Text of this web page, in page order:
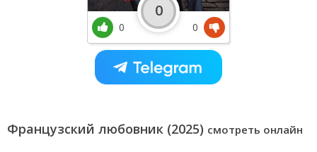
Французский любовник (2025) смотреть онлайн
0
0
0